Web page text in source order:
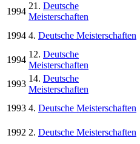
1994
21. Deutsche
Meisterschaften
1994 4. Deutsche Meisterschaften
1994
12. Deutsche
Meisterschaften
1993
14. Deutsche
Meisterschaften
1993 4. Deutsche Meisterschaften
1992 2. Deutsche Meisterschaften